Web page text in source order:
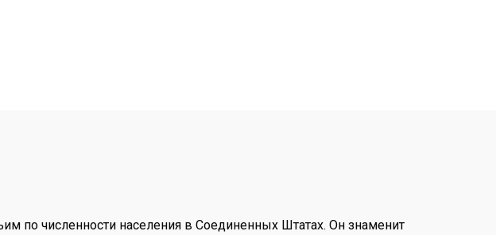
по численности населения в Соединенных Штатах. Он знаменит